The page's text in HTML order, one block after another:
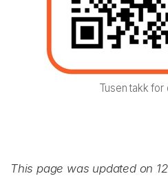
Tusen takk for
This page was updated on